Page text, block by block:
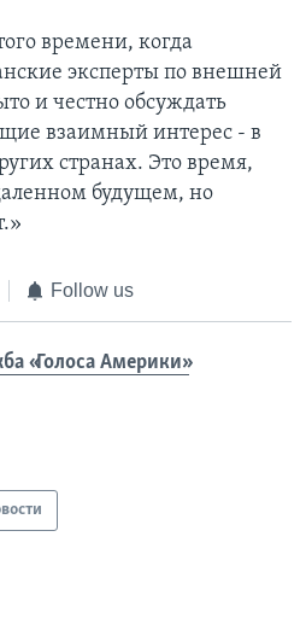
времени, когда
эксперты по внешней
и честно обсуждать
взаимный интерес - в
странах. Это время,
будущем, но
Follow us
«Голоса Америки»